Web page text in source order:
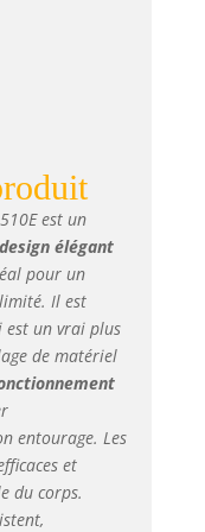
pour
sans
aux
aucun
SUIVI
manuels
et
avec
(non
pour des
STABILITÉ
est un
design élégant
pour un
Il est
est un vrai plus
de matériel
entourage. Les
et
du corps.